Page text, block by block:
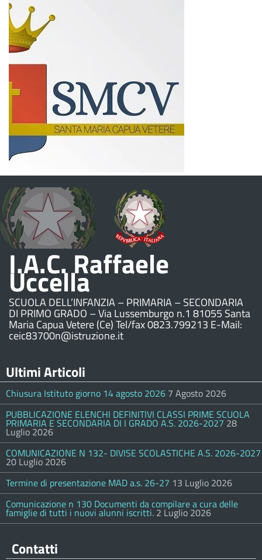
I.A.C. Raffaele
Uccella
SCUOLA DELL’INFANZIA – PRIMARIA – SECONDARIA
DI PRIMO GRADO – Via Lussemburgo n.1 81055 Santa
Maria Capua Vetere (Ce) Tel/fax 0823.799213 E-Mail:
ceic83700n@istruzione.it
Ultimi Articoli
Chiusura Istituto giorno 14 agosto 2026 7 Agosto 2026
PUBBLICAZIONE ELENCHI DEFINITIVI CLASSI PRIME SCUOLA
PRIMARIA E SECONDARIA DI I GRADO A.S. 2026-2027 28
Luglio 2026
COMUNICAZIONE N 132- DIVISE SCOLASTICHE A.S. 2026-2027
20 Luglio 2026
Termine di presentazione MAD a.s. 26-27 13 Luglio 2026
Comunicazione n 130 Documenti da compilare a cura delle
famiglie di tutti i nuovi alunni iscritti. 2 Luglio 2026
Contatti